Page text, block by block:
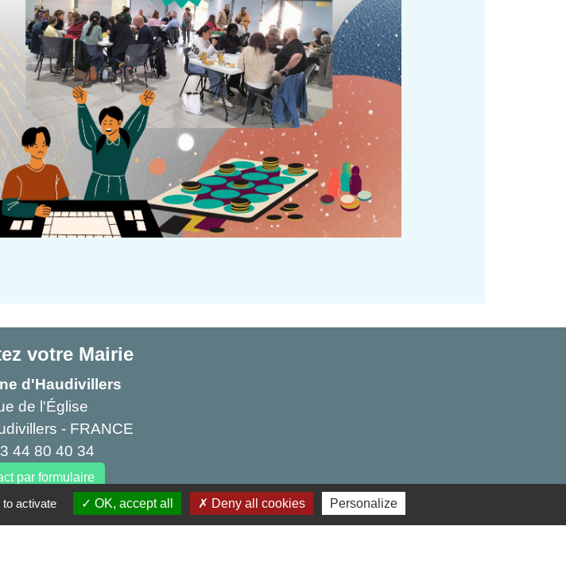
votre Mairie
d'Haudivillers
de l'Église
- FRANCE
44 80 40 34
par formulaire
activate OK, accept all Deny all cookies Personalize